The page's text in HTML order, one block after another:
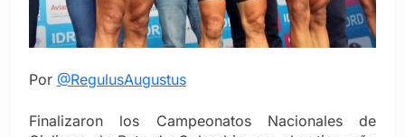
Por @RegulusAugustus
Finalizaron los Campeonatos Nacionales de